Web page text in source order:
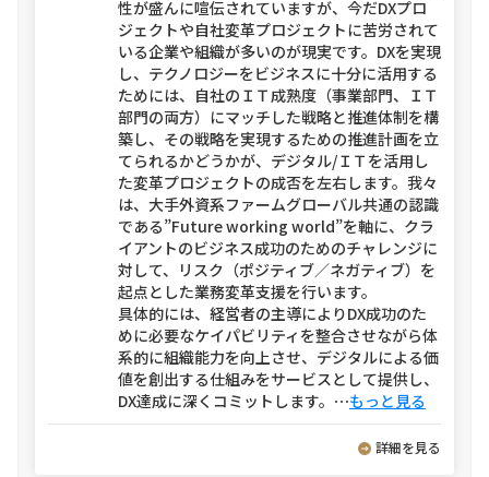
性が盛んに喧伝されていますが、今だDXプロ
ジェクトや自社変革プロジェクトに苦労されて
いる企業や組織が多いのが現実です。DXを実現
し、テクノロジーをビジネスに十分に活用する
ためには、自社のＩＴ成熟度（事業部門、ＩＴ
部門の両方）にマッチした戦略と推進体制を構
築し、その戦略を実現するための推進計画を立
てられるかどうかが、デジタル/ＩＴを活用し
た変革プロジェクトの成否を左右します。我々
は、大手外資系ファームグローバル共通の認識
である”Future working world”を軸に、クラ
イアントのビジネス成功のためのチャレンジに
対して、リスク（ポジティブ／ネガティブ）を
起点とした業務変革支援を行います。
具体的には、経営者の主導によりDX成功のた
めに必要なケイパビリティを整合させながら体
系的に組織能力を向上させ、デジタルによる価
値を創出する仕組みをサービスとして提供し、
DX達成に深くコミットします。 ⋯もっと見る
詳細を見る